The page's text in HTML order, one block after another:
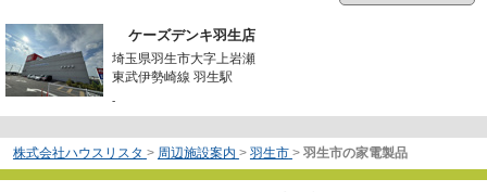
ケーズデンキ羽生店
埼玉県羽生市大字上岩瀬
東武伊勢崎線 羽生駅
-
株式会社ハウスリスタ > 周辺施設案内 > 羽生市 > 羽生市の家電製品